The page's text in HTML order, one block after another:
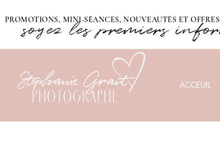
PROMOTIONS, MINI-SÉANCES, NOUVEAUTÉS ET
soyez les premiers
ACCEUIL